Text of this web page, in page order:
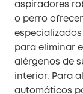
aspiradores
o perro
para eliminar
alérgenos de
interior. Para
automáticos